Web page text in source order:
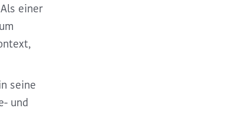
einer
seine
und